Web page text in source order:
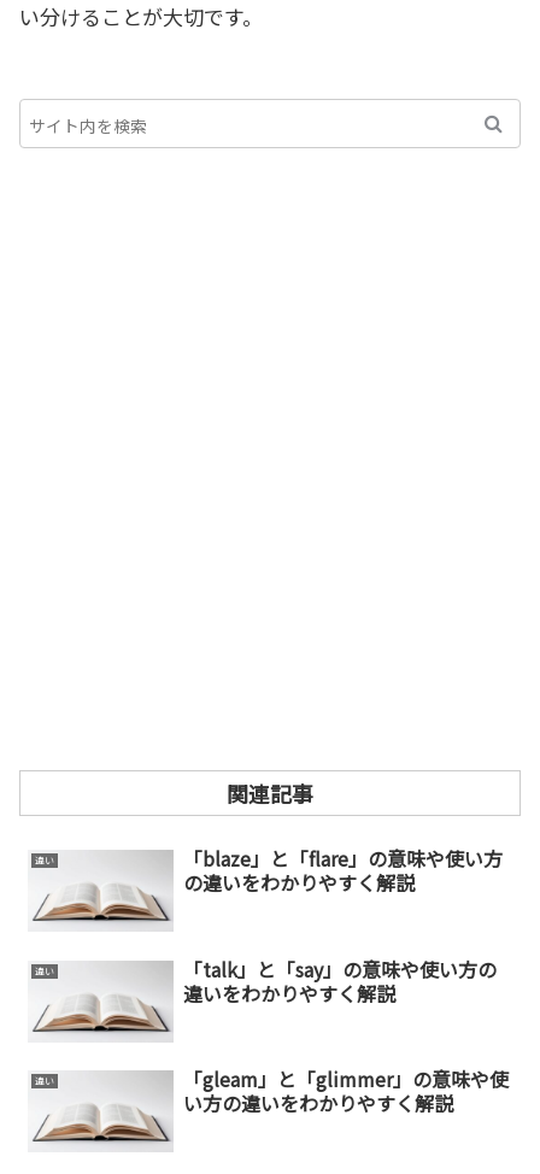
い分けることが大切です。
関連記事
違い
「blaze」と「flare」の意味や使い方
の違いをわかりやすく解説
違い
「talk」と「say」の意味や使い方の
違いをわかりやすく解説
違い
「gleam」と「glimmer」の意味や使
い方の違いをわかりやすく解説